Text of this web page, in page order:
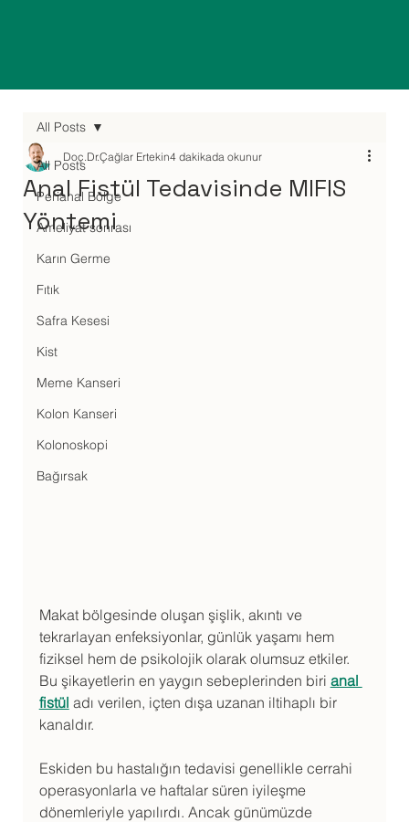
All Posts
Perianal Bölge
Ameliyat sonrası
Karın Germe
Fıtık
Safra Kesesi
Kist
Meme Kanseri
Kolon Kanseri
Kolonoskopi
Bağırsak
All Posts
Anal Fistül Tedavisinde MIFIS
Yöntemi
Doç.Dr.Çağlar Ertekin4 dakikada okunur
Makat bölgesinde oluşan şişlik, akıntı ve
tekrarlayan enfeksiyonlar, günlük yaşamı hem
fiziksel hem de psikolojik olarak olumsuz etkiler.
Bu şikayetlerin en yaygın sebeplerinden biri anal
fistül adı verilen, içten dışa uzanan iltihaplı bir
kanaldır.
Eskiden bu hastalığın tedavisi genellikle cerrahi
operasyonlarla ve haftalar süren iyileşme
dönemleriyle yapılırdı. Ancak günümüzde